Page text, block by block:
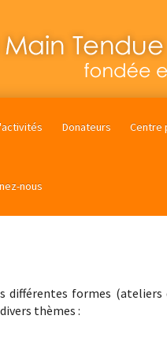
Donateurs Centre
nous
différentes formes (ateliers
thèmes :